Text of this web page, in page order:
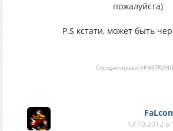
пожалуйста)
P.S кстати, может быть
ОтредактировалARMSTRONG
FaLcon
13.10.2012 в